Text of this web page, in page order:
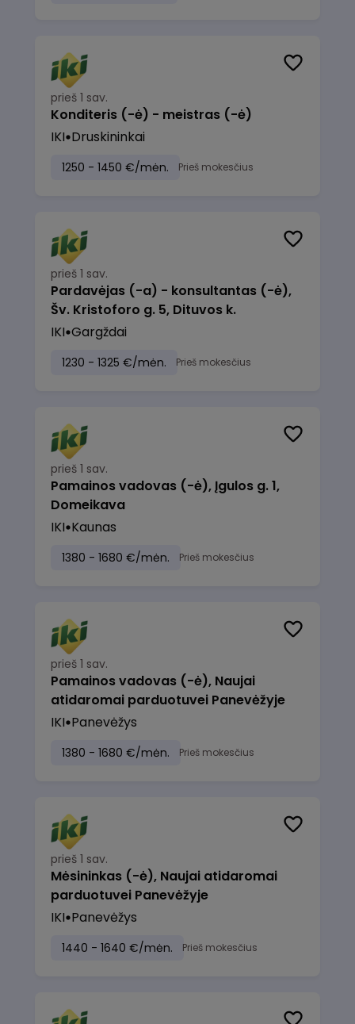
prieš 1 sav.
Konditeris (-ė) - meistras (-ė)
IKI Druskininkai
1250 - 1450 €/mėn. Prieš mokesčius
prieš 1 sav.
Pardavėjas (-a) - konsultantas (-ė),
Šv. Kristoforo g. 5, Dituvos k.
IKI Gargždai
1230 - 1325 €/mėn. Prieš mokesčius
prieš 1 sav.
Pamainos vadovas (-ė), Įgulos g. 1,
Domeikava
IKI Kaunas
1380 - 1680 €/mėn. Prieš mokesčius
prieš 1 sav.
Pamainos vadovas (-ė), Naujai
atidaromai parduotuvei Panevėžyje
IKI Panevėžys
1380 - 1680 €/mėn. Prieš mokesčius
prieš 1 sav.
Mėsininkas (-ė), Naujai atidaromai
parduotuvei Panevėžyje
IKI Panevėžys
1440 - 1640 €/mėn. Prieš mokesčius